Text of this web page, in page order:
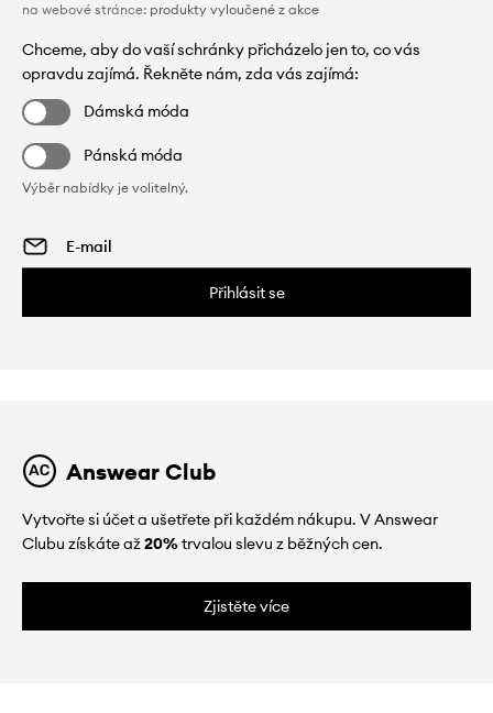
na webové stránce: produkty vyloučené z akce
Chceme, aby do vaší schránky přicházelo jen to, co vás
opravdu zajímá. Řekněte nám, zda vás zajímá:
Dámská móda
Pánská móda
Výběr nabídky je volitelný.
Přihlásit se
Answear Club
Vytvořte si účet a ušetřete při každém nákupu. V Answear
Clubu získáte až20%trvalou slevu z běžných cen.
Zjistěte více